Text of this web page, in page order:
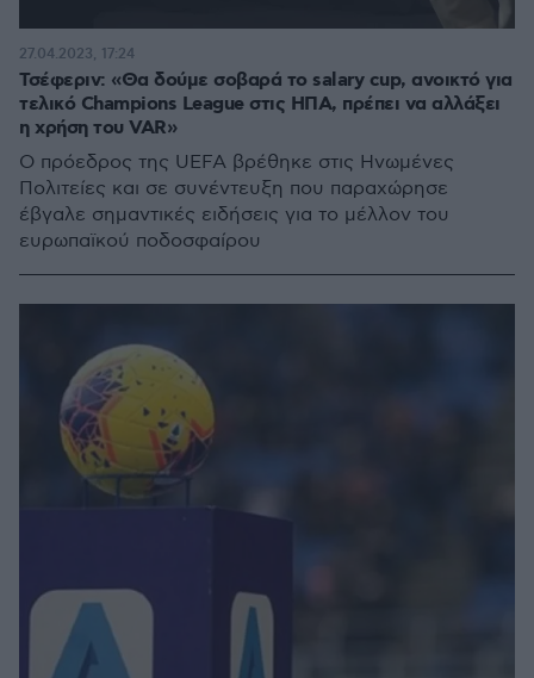
Τσέφεριν: «Θα δούμε σοβαρά το salary cup, ανοικτό για
τελικό Champions League στις ΗΠΑ, πρέπει να αλλάξει
η χρήση του VAR»
Ο πρόεδρος της UEFA βρέθηκε στις Ηνωμένες
Πολιτείες και σε συνέντευξη που παραχώρησε
έβγαλε σημαντικές ειδήσεις για το μέλλον του
ευρωπαϊκού ποδοσφαίρου
27.04.2023, 17:24